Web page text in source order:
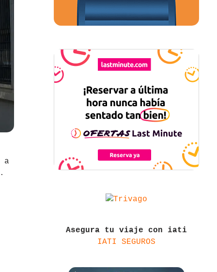
a
Asegura tu viaje con iati
IATI SEGUROS